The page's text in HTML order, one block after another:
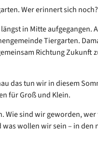
Wer erinnert sich noch?
in Mitte aufgegangen.
Tiergarten.
Richtung Zukunft
das tun wir in diesem
für Groß und Klein.
Wie sind wir geworden,
was wollen wir sein – in den